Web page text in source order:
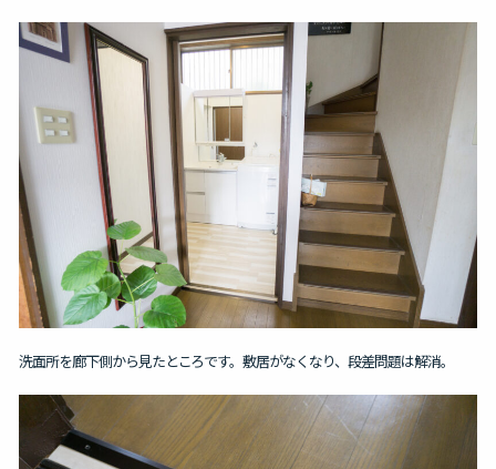
洗面所を廊下側から見たところです。敷居がなくなり、段差問題は解消。